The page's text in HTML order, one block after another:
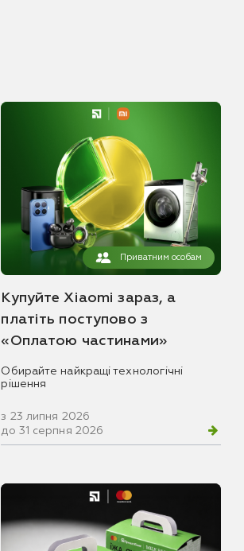
Приватним особам
Купуйте Xiaomi зараз, а
платіть поступово з
«Оплатою частинами»
Обирайте найкращі технологічні
рішення
з 23 липня 2026
до 31 серпня 2026